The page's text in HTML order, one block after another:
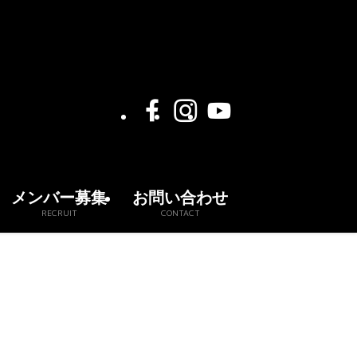
メンバー募集
RECRUIT
お問い合わせ
CONTACT